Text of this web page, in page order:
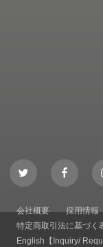
Twitter
会社概要 採用情報
特定商取引法に基づく
English【Inquiry/